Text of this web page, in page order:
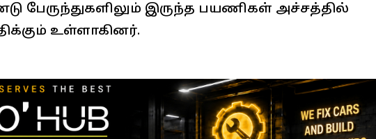
பேருந்துகளிலும் இருந்த பயணிகள் அச்சத்தில்
உள்ளாகினர்.